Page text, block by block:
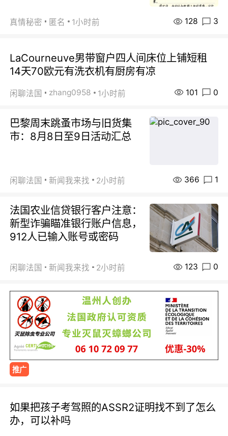
真情秘密 匿名 1小时前 128 3
LaCourneuve男带窗户四人间床位上铺短租
14天70欧元有洗衣机有厨房有凉
闲聊法国 zhang0958 1小时前 101 0
巴黎周末跳蚤市场与旧货集
市：8月8日至9日活动汇总
闲聊法国 新闻我来找 2小时前 366 1
法国农业信贷银行客户注意：
新型诈骗瞄准银行账户信息，
912人已输入账号或密码
闲聊法国 新闻我来找 2小时前 123 0
推广
如果把孩子考驾照的ASSR2证明找不到了怎么
办，可以补吗